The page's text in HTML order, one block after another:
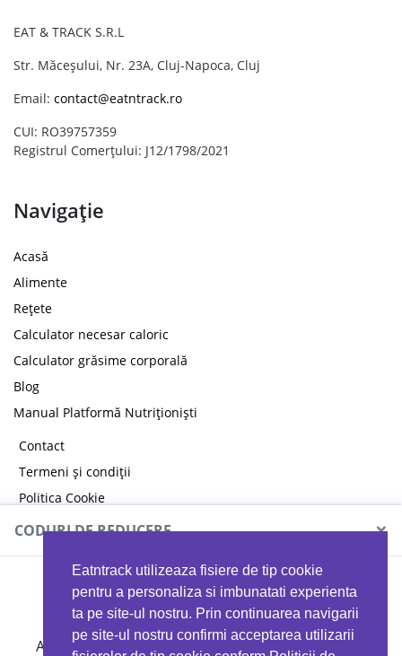
Eatntrack utilizeaza fisiere de tip cookie
pentru a personaliza si imbunatati experienta
ta pe site-ul nostru. Prin continuarea navigarii
pe site-ul nostru confirmi acceptarea utilizarii
EAT & TRACK S.R.L
Str. Măceșului, Nr. 23A, Cluj-Napoca, Cluj
Email: contact@eatntrack.ro
CUI: RO39757359
Registrul Comerțului: J12/1798/2021
Navigație
Acasă
Alimente
Rețete
Calculator necesar caloric
Calculator grăsime corporală
Blog
Manual Platformă Nutriționiști
Contact
Termeni și condiții
Politica Cookie
Politica de confidențialitate
CODURI DE REDUCERE ×
MYPROTEIN
Ai 40%reducere la orice comandă folosind codul